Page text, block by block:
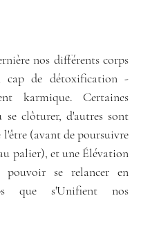
nos différents corps
cap de détoxification -
karmique. Certaines
se clôturer, d'autres sont
(avant de poursuivre
palier), et une Élévation
pouvoir se relancer en
que s'Unifient nos